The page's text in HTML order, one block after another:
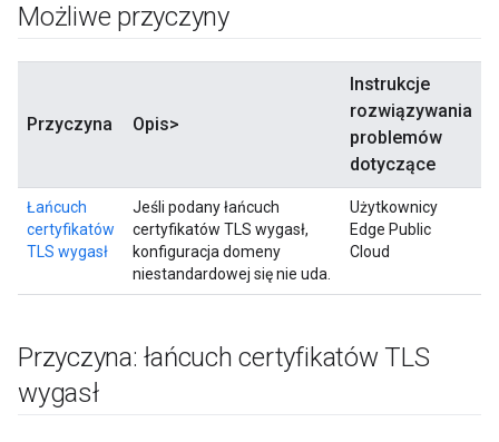
Możliwe przyczyny
Przyczyna Opis>
Instrukcje
rozwiązywania
problemów
dotyczące
Łańcuch
certyfikatów
TLS wygasł
Jeśli podany łańcuch
certyfikatów TLS wygasł,
konfiguracja domeny
niestandardowej się nie uda.
Użytkownicy
Edge Public
Cloud
Przyczyna: łańcuch certyfikatów TLS
wygasł